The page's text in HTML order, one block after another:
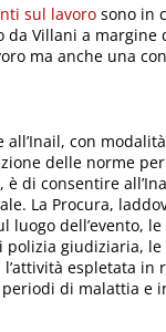
sul lavoro sono in
Villani a margine
ma anche una
con
delle norme
di consentire
La Procura,
dell’evento,
giudiziaria,
espletata
di malattia e